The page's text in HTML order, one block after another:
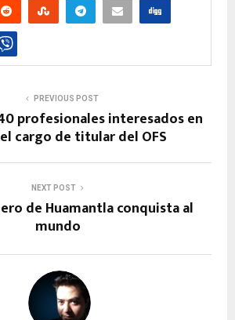
PREVIOUS POST
profesionales interesados en
cargo de titular del OFS
NEXT POST
de Huamantla conquista al
mundo